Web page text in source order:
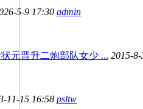
5-9 17:30 admin
元晋升二炮部队女少 ... 2015-
11-15 16:58 psltw